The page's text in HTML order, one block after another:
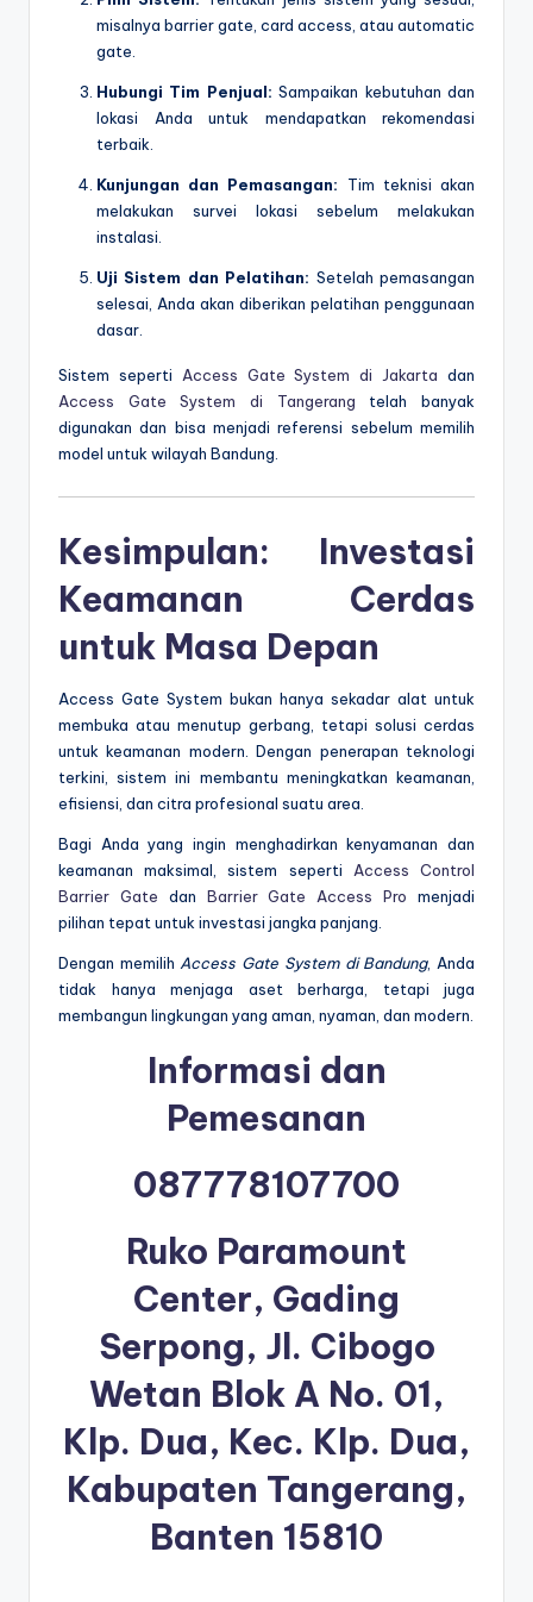
misalnya barrier gate, card access, atau automatic
gate.
Hubungi Tim Penjual: Sampaikan kebutuhan dan
lokasi Anda untuk mendapatkan rekomendasi
terbaik.
Kunjungan dan Pemasangan: Tim teknisi akan
melakukan survei lokasi sebelum melakukan
instalasi.
Uji Sistem dan Pelatihan: Setelah pemasangan
selesai, Anda akan diberikan pelatihan penggunaan
dasar.
Sistem seperti Access Gate System di Jakarta dan
Access Gate System di Tangerang telah banyak
digunakan dan bisa menjadi referensi sebelum memilih
model untuk wilayah Bandung.
Kesimpulan: Investasi
Keamanan Cerdas
untuk Masa Depan
Access Gate System bukan hanya sekadar alat untuk
membuka atau menutup gerbang, tetapi solusi cerdas
untuk keamanan modern. Dengan penerapan teknologi
terkini, sistem ini membantu meningkatkan keamanan,
efisiensi, dan citra profesional suatu area.
Bagi Anda yang ingin menghadirkan kenyamanan dan
keamanan maksimal, sistem seperti Access Control
Barrier Gate dan Barrier Gate Access Pro menjadi
pilihan tepat untuk investasi jangka panjang.
Dengan memilih Access Gate System di Bandung, Anda
tidak hanya menjaga aset berharga, tetapi juga
membangun lingkungan yang aman, nyaman, dan modern.
Informasi dan
Pemesanan
087778107700
Ruko Paramount
Center, Gading
Serpong, Jl. Cibogo
Wetan Blok A No. 01,
Klp. Dua, Kec. Klp. Dua,
Kabupaten Tangerang,
Banten 15810